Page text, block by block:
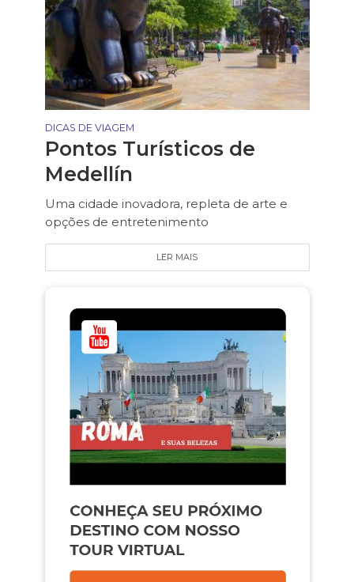
DICAS DE VIAGEM
Pontos Turísticos de
Medellín
Uma cidade inovadora, repleta de arte e
opções de entretenimento
LER MAIS